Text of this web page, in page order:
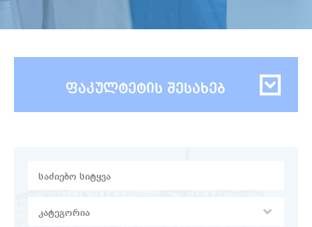
ფაკულტეტის შესახებ